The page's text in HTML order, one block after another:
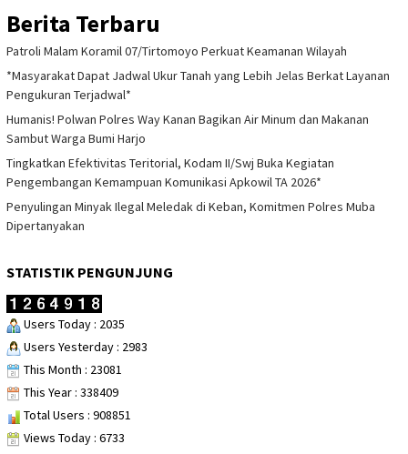
Berita Terbaru
Patroli Malam Koramil 07/Tirtomoyo Perkuat Keamanan Wilayah
*Masyarakat Dapat Jadwal Ukur Tanah yang Lebih Jelas Berkat Layanan
Pengukuran Terjadwal*
Humanis! Polwan Polres Way Kanan Bagikan Air Minum dan Makanan
Sambut Warga Bumi Harjo
Tingkatkan Efektivitas Teritorial, Kodam II/Swj Buka Kegiatan
Pengembangan Kemampuan Komunikasi Apkowil TA 2026*
Penyulingan Minyak Ilegal Meledak di Keban, Komitmen Polres Muba
Dipertanyakan
STATISTIK PENGUNJUNG
Users Today : 2035
Users Yesterday : 2983
This Month : 23081
This Year : 338409
Total Users : 908851
Views Today : 6733